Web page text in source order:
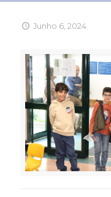
Junho 6, 2024